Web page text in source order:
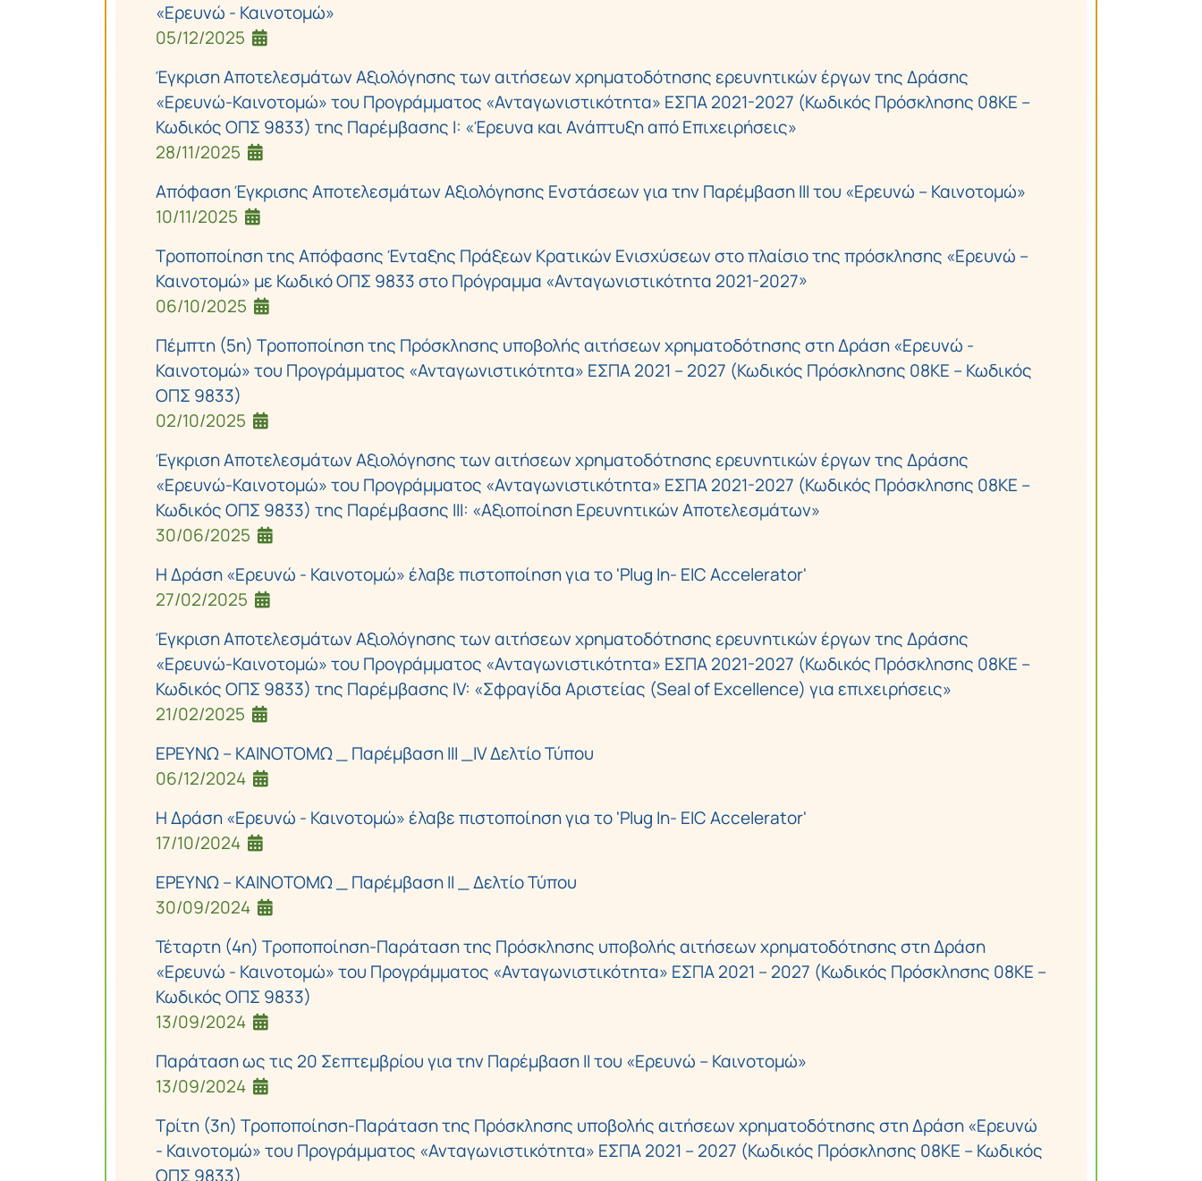
«Ερευνώ - Καινοτομώ»
05/12/2025
Έγκριση Αποτελεσμάτων Αξιολόγησης των αιτήσεων χρηματοδότησης ερευνητικών έργων της Δράσης
«Ερευνώ-Καινοτομώ» του Προγράμματος «Ανταγωνιστικότητα» ΕΣΠΑ 2021-2027 (Κωδικός Πρόσκλησης 08ΚΕ –
Κωδικός ΟΠΣ 9833) της Παρέμβασης Ι: «Έρευνα και Ανάπτυξη από Επιχειρήσεις»
28/11/2025
Απόφαση Έγκρισης Αποτελεσμάτων Αξιολόγησης Ενστάσεων για την Παρέμβαση ΙΙΙ του «Ερευνώ – Καινοτομώ»
10/11/2025
Τροποποίηση της Απόφασης Ένταξης Πράξεων Κρατικών Ενισχύσεων στο πλαίσιο της πρόσκλησης «Ερευνώ –
Καινοτομώ» με Κωδικό ΟΠΣ 9833 στο Πρόγραμμα «Ανταγωνιστικότητα 2021-2027»
06/10/2025
Πέμπτη (5η) Τροποποίηση της Πρόσκλησης υποβολής αιτήσεων χρηματοδότησης στη Δράση «Ερευνώ -
Καινοτομώ» του Προγράμματος «Ανταγωνιστικότητα» ΕΣΠΑ 2021 – 2027 (Κωδικός Πρόσκλησης 08ΚΕ – Κωδικός
ΟΠΣ 9833)
02/10/2025
Έγκριση Αποτελεσμάτων Αξιολόγησης των αιτήσεων χρηματοδότησης ερευνητικών έργων της Δράσης
«Ερευνώ-Καινοτομώ» του Προγράμματος «Ανταγωνιστικότητα» ΕΣΠΑ 2021-2027 (Κωδικός Πρόσκλησης 08ΚΕ –
Κωδικός ΟΠΣ 9833) της Παρέμβασης IΙΙ: «Αξιοποίηση Ερευνητικών Αποτελεσμάτων»
30/06/2025
Η Δράση «Ερευνώ - Καινοτομώ» έλαβε πιστοποίηση για το 'Plug In- EIC Accelerator'
27/02/2025
Έγκριση Αποτελεσμάτων Αξιολόγησης των αιτήσεων χρηματοδότησης ερευνητικών έργων της Δράσης
«Ερευνώ-Καινοτομώ» του Προγράμματος «Ανταγωνιστικότητα» ΕΣΠΑ 2021-2027 (Κωδικός Πρόσκλησης 08ΚΕ –
Κωδικός ΟΠΣ 9833) της Παρέμβασης IV: «Σφραγίδα Αριστείας (Seal of Excellence) για επιχειρήσεις»
21/02/2025
ΕΡΕΥΝΩ – ΚΑΙΝΟΤΟΜΩ _ Παρέμβαση ΙΙI _IV Δελτίο Τύπου
06/12/2024
Η Δράση «Ερευνώ - Καινοτομώ» έλαβε πιστοποίηση για το 'Plug In- EIC Accelerator'
17/10/2024
ΕΡΕΥΝΩ – ΚΑΙΝΟΤΟΜΩ _ Παρέμβαση ΙΙ _ Δελτίο Τύπου
30/09/2024
Τέταρτη (4η) Τροποποίηση-Παράταση της Πρόσκλησης υποβολής αιτήσεων χρηματοδότησης στη Δράση
«Ερευνώ - Καινοτομώ» του Προγράμματος «Ανταγωνιστικότητα» ΕΣΠΑ 2021 – 2027 (Κωδικός Πρόσκλησης 08ΚΕ –
Κωδικός ΟΠΣ 9833)
13/09/2024
Παράταση ως τις 20 Σεπτεμβρίου για την Παρέμβαση ΙΙ του «Ερευνώ – Καινοτομώ»
13/09/2024
Τρίτη (3η) Τροποποίηση-Παράταση της Πρόσκλησης υποβολής αιτήσεων χρηματοδότησης στη Δράση «Ερευνώ
- Καινοτομώ» του Προγράμματος «Ανταγωνιστικότητα» ΕΣΠΑ 2021 – 2027 (Κωδικός Πρόσκλησης 08ΚΕ – Κωδικός
ΟΠΣ 9833)